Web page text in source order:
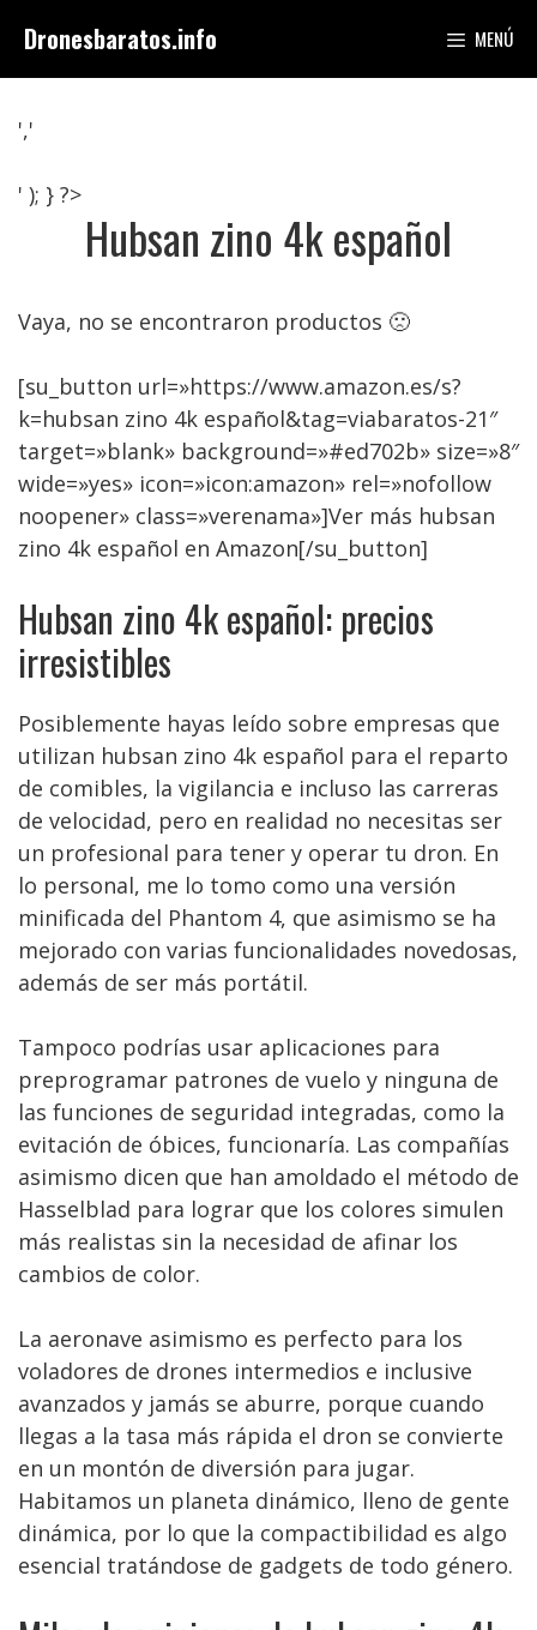
contenido
Dronesbaratos.info MENÚ
','
' ); } ?>
Hubsan zino 4k español
Vaya, no se encontraron productos 🙁
[su_button url=»https://www.amazon.es/s?
k=hubsan zino 4k español&tag=viabaratos-21″
target=»blank» background=»#ed702b» size=»8″
wide=»yes» icon=»icon:amazon» rel=»nofollow
noopener» class=»verenama»]Ver más hubsan
zino 4k español en Amazon[/su_button]
Hubsan zino 4k español: precios
irresistibles
Posiblemente hayas leído sobre empresas que
utilizan hubsan zino 4k español para el reparto
de comibles, la vigilancia e incluso las carreras
de velocidad, pero en realidad no necesitas ser
un profesional para tener y operar tu dron. En
lo personal, me lo tomo como una versión
minificada del Phantom 4, que asimismo se ha
mejorado con varias funcionalidades novedosas,
además de ser más portátil.
Tampoco podrías usar aplicaciones para
preprogramar patrones de vuelo y ninguna de
las funciones de seguridad integradas, como la
evitación de óbices, funcionaría. Las compañías
asimismo dicen que han amoldado el método de
Hasselblad para lograr que los colores simulen
más realistas sin la necesidad de afinar los
cambios de color.
La aeronave asimismo es perfecto para los
voladores de drones intermedios e inclusive
avanzados y jamás se aburre, porque cuando
llegas a la tasa más rápida el dron se convierte
en un montón de diversión para jugar.
Habitamos un planeta dinámico, lleno de gente
dinámica, por lo que la compactibilidad es algo
esencial tratándose de gadgets de todo género.